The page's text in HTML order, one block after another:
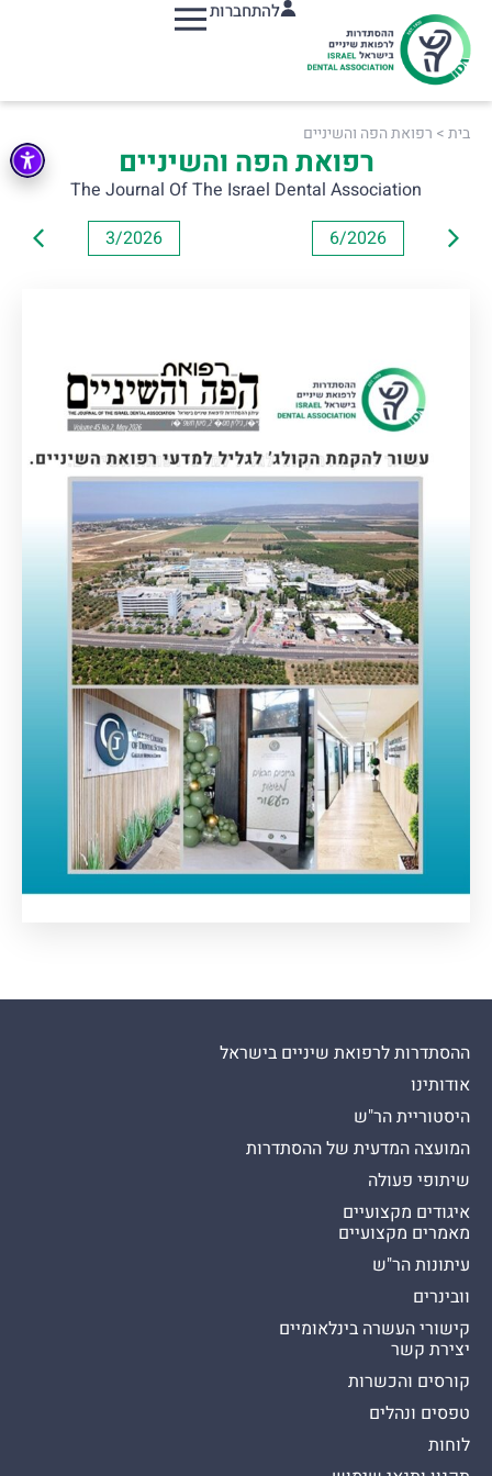
להתחברות
בית> רפואת הפה והשיניים
רפואת הפה והשיניים
The Journal Of The Israel Dental Association
6/2026
3/2026
ההסתדרות לרפואת שיניים בישראל
אודותינו
היסטוריית הר"ש
המועצה המדעית של ההסתדרות
שיתופי פעולה
איגודים מקצועיים
מאמרים מקצועיים
עיתונות הר"ש
וובינרים
קישורי העשרה בינלאומיים
יצירת קשר
קורסים והכשרות
טפסים ונהלים
לוחות